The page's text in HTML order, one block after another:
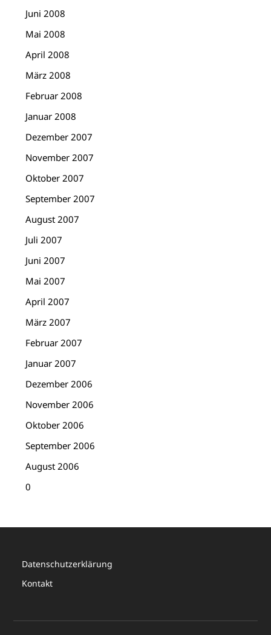
Juni 2008
Mai 2008
April 2008
März 2008
Februar 2008
Januar 2008
Dezember 2007
November 2007
Oktober 2007
September 2007
August 2007
Juli 2007
Juni 2007
Mai 2007
April 2007
März 2007
Februar 2007
Januar 2007
Dezember 2006
November 2006
Oktober 2006
September 2006
August 2006
0
Datenschutzerklärung
Kontakt